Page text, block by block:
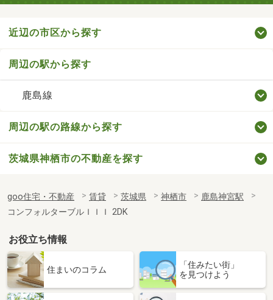
近辺の市区から探す
周辺の駅から探す
鹿島線
周辺の駅の路線から探す
茨城県神栖市の不動産を探す
goo住宅・不動産 賃貸 茨城県 神栖市
鹿島神宮駅
コンフォルターブルＩＩＩ 2DK
お役立ち情報
住まいのコラム
「住みたい街」
を見つけよう